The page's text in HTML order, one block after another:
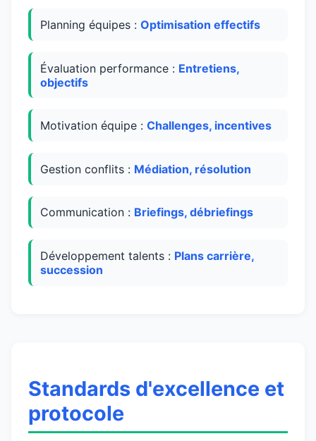
Planning équipes : Optimisation effectifs
Évaluation performance : Entretiens,
objectifs
Motivation équipe : Challenges, incentives
Gestion conflits : Médiation, résolution
Communication : Briefings, débriefings
Développement talents : Plans carrière,
succession
Standards d'excellence et
protocole